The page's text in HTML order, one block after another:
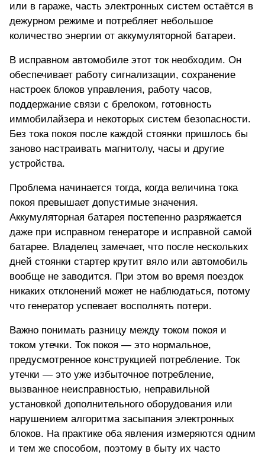
или в гараже, часть электронных систем остаётся в
дежурном режиме и потребляет небольшое
количество энергии от аккумуляторной батареи.
В исправном автомобиле этот ток необходим. Он
обеспечивает работу сигнализации, сохранение
настроек блоков управления, работу часов,
поддержание связи с брелоком, готовность
иммобилайзера и некоторых систем безопасности.
Без тока покоя после каждой стоянки пришлось бы
заново настраивать магнитолу, часы и другие
устройства.
Проблема начинается тогда, когда величина тока
покоя превышает допустимые значения.
Аккумуляторная батарея постепенно разряжается
даже при исправном генераторе и исправной самой
батарее. Владелец замечает, что после нескольких
дней стоянки стартер крутит вяло или автомобиль
вообще не заводится. При этом во время поездок
никаких отклонений может не наблюдаться, потому
что генератор успевает восполнять потери.
Важно понимать разницу между током покоя и
током утечки. Ток покоя — это нормальное,
предусмотренное конструкцией потребление. Ток
утечки — это уже избыточное потребление,
вызванное неисправностью, неправильной
установкой дополнительного оборудования или
нарушением алгоритма засыпания электронных
блоков. На практике оба явления измеряются одним
и тем же способом, поэтому в быту их часто